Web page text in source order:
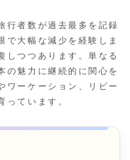
行者数が過去最多を記録
で大幅な減少を経験しま
しつつあります。単なる
の魅力に継続的に関心を
ワーケーション、リピー
っています。